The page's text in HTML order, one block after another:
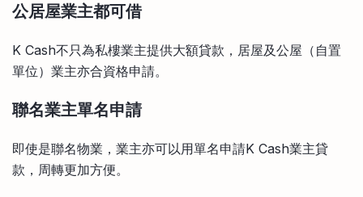
公居屋業主都可借
K Cash不只為私樓業主提供大額貸款，居屋及公屋（自置
單位）業主亦合資格申請。
聯名業主單名申請
即使是聯名物業，業主亦可以用單名申請K Cash業主貸
款，周轉更加方便。